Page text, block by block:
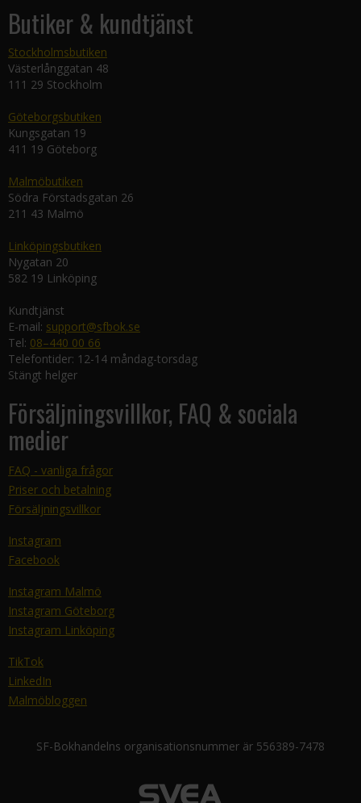
Butiker & kundtjänst
Stockholmsbutiken
Västerlånggatan 48
111 29 Stockholm
Göteborgsbutiken
Kungsgatan 19
411 19 Göteborg
Malmöbutiken
Södra Förstadsgatan 26
211 43 Malmö
Linköpingsbutiken
Nygatan 20
582 19 Linköping
Kundtjänst
E-mail: support@sfbok.se
Tel: 08–440 00 66
Telefontider: 12-14 måndag-torsdag
Stängt helger
Försäljningsvillkor, FAQ & sociala
medier
FAQ - vanliga frågor
Priser och betalning
Försäljningsvillkor
Instagram
Facebook
Instagram Malmö
Instagram Göteborg
Instagram Linköping
TikTok
LinkedIn
Malmöbloggen
SF-Bokhandelns organisationsnummer är 556389-7478